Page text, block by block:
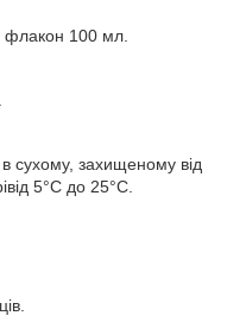
флакон 100 мл.
в сухому, захищеному від
5°С до 25°С.